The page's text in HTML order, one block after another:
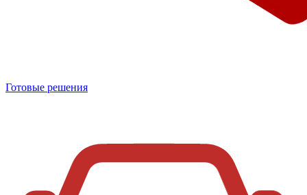
Готовые решения